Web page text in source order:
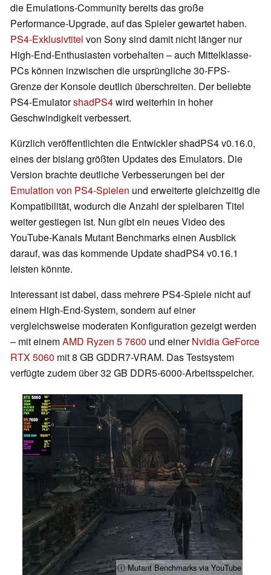
die Emulations-Community bereits das große
Performance-Upgrade, auf das Spieler gewartet haben.
PS4-Exklusivtitel von Sony sind damit nicht länger nur
High-End-Enthusiasten vorbehalten – auch Mittelklasse-
PCs können inzwischen die ursprüngliche 30-FPS-
Grenze der Konsole deutlich überschreiten. Der beliebte
PS4-EmulatorshadPS4wird weiterhin in hoher
Geschwindigkeit verbessert.
Kürzlich veröffentlichten die Entwickler shadPS4 v0.16.0,
eines der bislang größten Updates des Emulators. Die
Version brachte deutliche Verbesserungen bei der
Emulation von PS4-Spielen und erweiterte gleichzeitig die
Kompatibilität, wodurch die Anzahl der spielbaren Titel
weiter gestiegen ist. Nun gibt ein neues Video des
YouTube-Kanals Mutant Benchmarks einen Ausblick
darauf, was das kommende Update shadPS4 v0.16.1
leisten könnte.
Interessant ist dabei, dass mehrere PS4-Spiele nicht auf
einem High-End-System, sondern auf einer
vergleichsweise moderaten Konfiguration gezeigt werden
– mit einemAMD Ryzen 5 7600 und einerNvidia GeForce
RTX 5060 mit 8 GB GDDR7-VRAM. Das Testsystem
verfügte zudem über 32 GB DDR5-6000-Arbeitsspeicher.
ⓘ Mutant Benchmarks via YouTube